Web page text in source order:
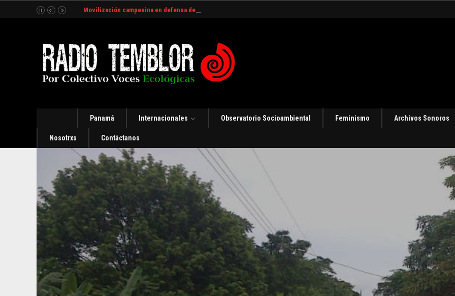
Movilización campesina en defensa del Río Indio en Panamá [Audio]
Panamá Internacionales Observatorio Socioambiental Feminismo Archivos Sonoros
Nosotrxs Contáctanos